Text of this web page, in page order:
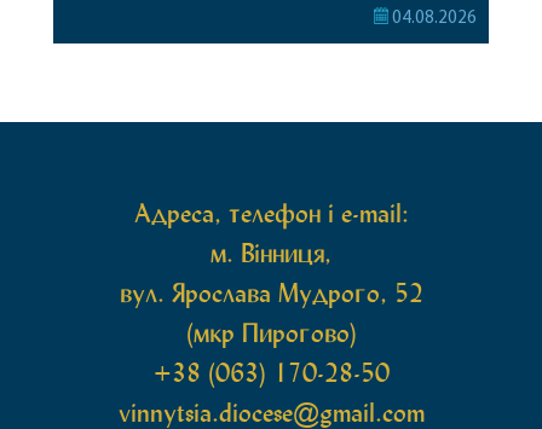
Богородиці села Терешки Барського благочиння.
04.08.2026
Адреса, телефон і e-mail:
м. Вінниця,
вул. Ярослава Мудрого, 52
(мкр Пирогово)
+38 (063) 170-28-50
vinnytsia.diocese@gmail.com